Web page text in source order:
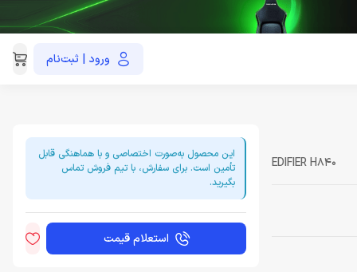
ورود | ثبت‌نام021-91035390
EDIFIER H840
این محصول به‌صورت اختصاصی و با هماهنگی قابل
تأمین است. برای سفارش، با تیم فروش تماس
بگیرید.
استعلام قیمت